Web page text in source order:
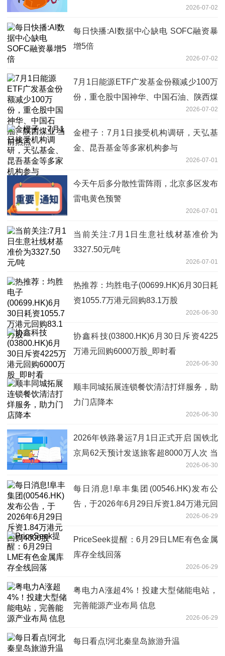
2026-07-02
每日快播:AI数据中心缺电 SOFC融资暴
增5倍
2026-07-02
7月1日能源ETF广发基金份额减少100万
份，重仓股中国神华、中国石油、陕西煤
2026-07-02
金橙子：7月1日接受机构调研，天弘基
金、昆吾基金等多家机构参与
2026-07-01
今天午后多分散性雷阵雨，北京多区发布
雷电黄色预警
2026-07-01
当前关注:7月1日生意社线材基准价为
3327.50元/吨
2026-07-01
热推荐：均胜电子(00699.HK)6月30日耗
资1055.7万港元回购83.1万股
2026-06-30
协鑫科技(03800.HK)6月30日斥资4225
万港元回购6000万股_即时看
2026-06-30
顺丰同城拓展连锁餐饮清洁打烊服务，助
力门店降本
2026-06-30
2026年铁路暑运7月1日正式开启 国铁北
京局62天预计发送旅客超8000万人次 当
2026-06-30
每日消息!阜丰集团(00546.HK)发布公
告，于2026年6月29日斥资1.84万港元回
2026-06-29
PriceSeek提醒：6月29日LME有色金属
库存全线回落
2026-06-29
粤电力A涨超4%！投建大型储能电站，
完善能源产业布局 信息
2026-06-29
每日看点!河北秦皇岛旅游升温